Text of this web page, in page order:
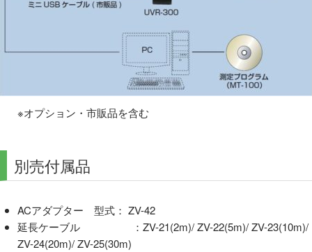
※オプション・市販品を含む
別売付属品
ACアダプター 型式： ZV-42
延長ケーブル ：ZV-21(2m)/ ZV-22(5m)/ ZV-23(10m)/
ZV-24(20m)/ ZV-25(30m)